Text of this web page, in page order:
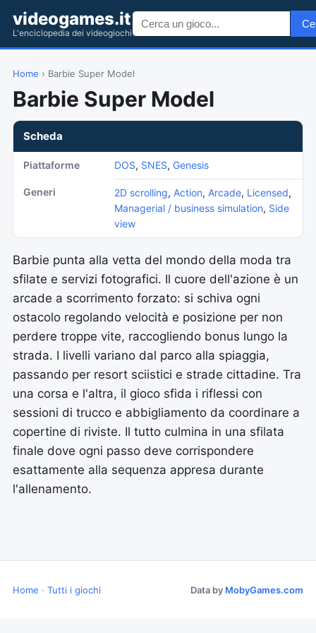
videogames.it
L'enciclopedia dei videogiochi
Home › Barbie Super Model
Barbie Super Model
Scheda
Piattaforme DOS, SNES, Genesis
Generi 2D scrolling, Action, Arcade, Licensed,
Managerial / business simulation, Side
view
Barbie punta alla vetta del mondo della moda tra
sfilate e servizi fotografici. Il cuore dell'azione è un
arcade a scorrimento forzato: si schiva ogni
ostacolo regolando velocità e posizione per non
perdere troppe vite, raccogliendo bonus lungo la
strada. I livelli variano dal parco alla spiaggia,
passando per resort sciistici e strade cittadine. Tra
una corsa e l'altra, il gioco sfida i riflessi con
sessioni di trucco e abbigliamento da coordinare a
copertine di riviste. Il tutto culmina in una sfilata
finale dove ogni passo deve corrispondere
esattamente alla sequenza appresa durante
l'allenamento.
Home · Tutti i giochi Data by MobyGames.com